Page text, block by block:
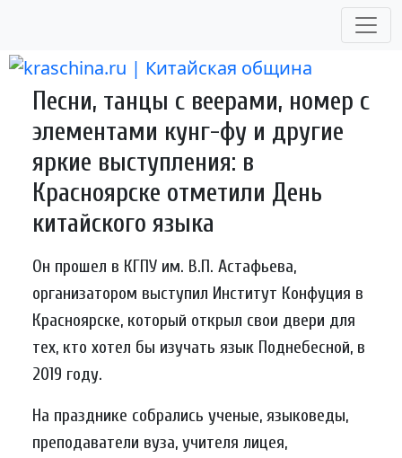
content
Песни, танцы с веерами, номер с
элементами кунг-фу и другие
яркие выступления: в
Красноярске отметили День
китайского языка
Он прошел в КГПУ им. В.П. Астафьева,
организатором выступил Институт Конфуция в
Красноярске, который открыл свои двери для
тех, кто хотел бы изучать язык Поднебесной, в
2019 году.
На празднике собрались ученые, языковеды,
преподаватели вуза, учителя лицея,